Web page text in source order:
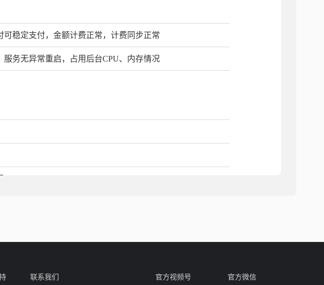
可稳定支付，金额计费正常，计费同步正常
服务无异常重启，占用后台CPU、内存情况
联系我们 官方视频号 官方微信